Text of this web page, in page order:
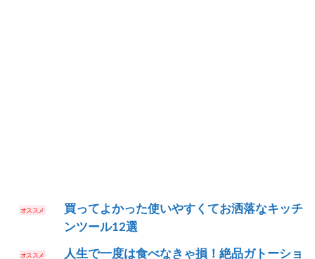
買ってよかった使いやすくてお洒落なキッチ
ンツール12選
人生で一度は食べなきゃ損！絶品ガトーショ